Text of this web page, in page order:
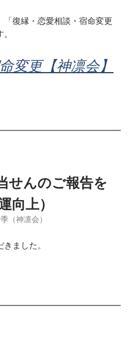
復縁・恋愛相談・宿命変更
変更【神凛会】
せんのご報告を
向上）
（神凛会）
ました。